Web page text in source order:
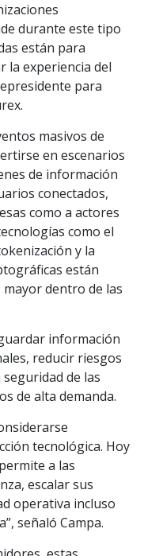
durante este tipo
están para
la experiencia del
para
masivos de
en escenarios
de información
conectados,
como a actores
como el
y la
están
dentro de las
información
reducir riesgos
de las
de alta demanda.
tecnológica. Hoy
a las
escalar sus
operativa incluso
señaló Campa.